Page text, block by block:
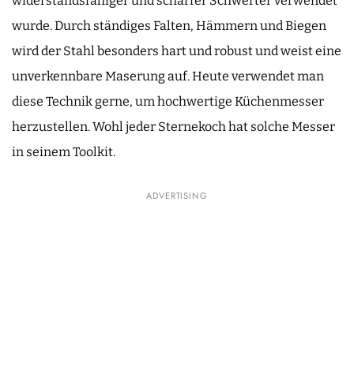
wurde. Durch ständiges Falten, Hämmern und Biegen
wird der Stahl besonders hart und robust und weist eine
unverkennbare Maserung auf. Heute verwendet man
diese Technik gerne, um hochwertige Küchenmesser
herzustellen. Wohl jeder Sternekoch hat solche Messer
in seinem Toolkit.
ADVERTISING